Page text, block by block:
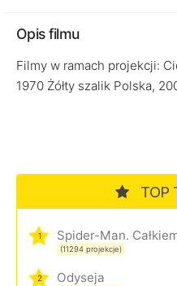
Opis filmu
Filmy w ramach projekcji:
1970 Żółty szalik Polska,
TOP
1
(11294 projekcje)
2 Odyseja